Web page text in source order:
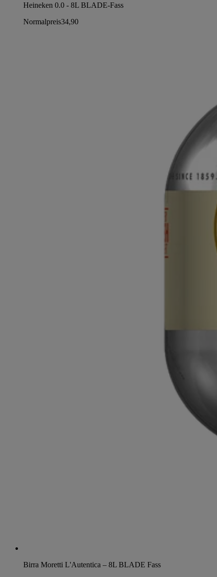
Heineken 0.0 - 8L BLADE-Fass
Normalpreis34,90
Birra Moretti L'Autentica – 8L BLADE Fass